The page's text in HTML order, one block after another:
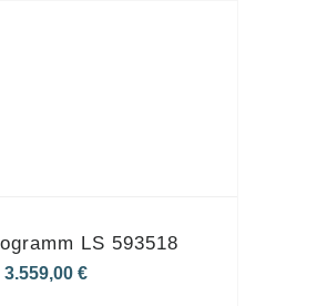
LS 593518
3.559,00€